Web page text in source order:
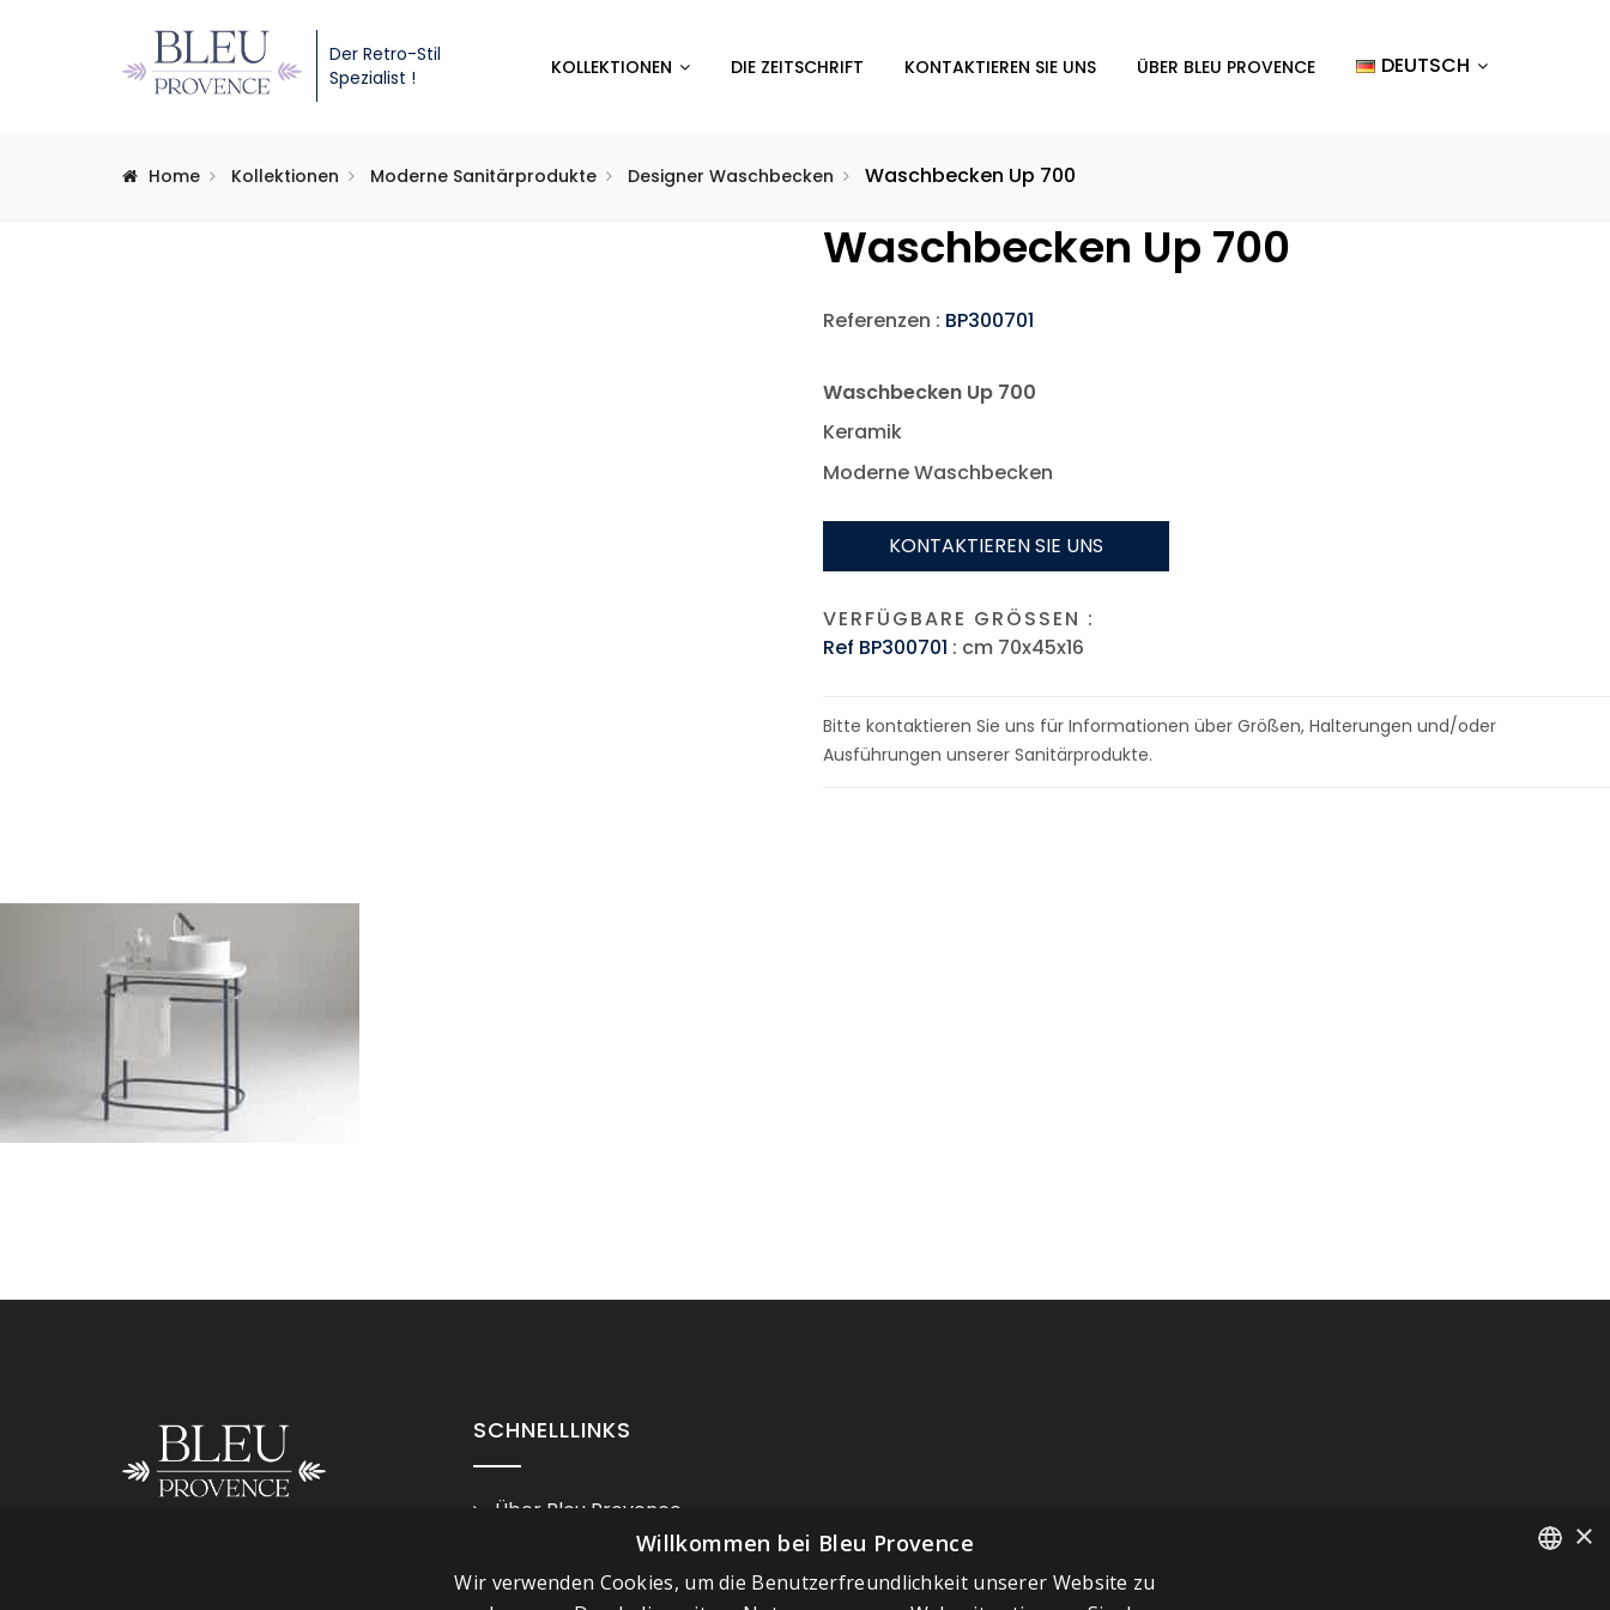
Der Retro-Stil
Spezialist !
KOLLEKTIONEN DIE ZEITSCHRIFT KONTAKTIEREN SIE UNS ÜBER BLEU PROVENCE DEUTSCH
Home Kollektionen Moderne Sanitärprodukte Designer Waschbecken Waschbecken Up 700
Waschbecken Up 700
Referenzen : BP300701
Waschbecken Up 700
Keramik
Moderne Waschbecken
KONTAKTIEREN SIE UNS
VERFÜGBARE GRÖSSEN :
Ref BP300701 : cm 70x45x16
Bitte kontaktieren Sie uns für Informationen über Größen, Halterungen und/oder
Ausführungen unserer Sanitärprodukte.
SCHNELLLINKS
Über Bleu Provence
Geschäftsbedingungen
×
Willkommen bei Bleu Provence
Wir verwenden Cookies, um die Benutzerfreundlichkeit unserer Website zu